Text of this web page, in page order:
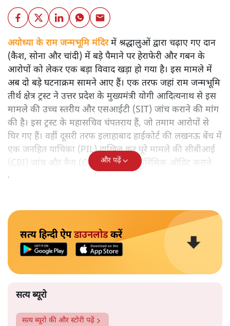
अयोध्या के राम जन्मभूमि मंदिरमें श्रद्धालुओं द्वारा चढ़ाए गए दान
(कैश, सोना और चांदी) में बड़े पैमाने पर हेराफेरी और गबन के
आरोपों को लेकर एक बड़ा विवाद खड़ा हो गया है। इस मामले में
अब दो बड़े घटनाक्रम सामने आए हैं। एक तरफ जहां राम जन्मभूमि
तीर्थ क्षेत्र ट्रस्ट ने उत्तर प्रदेश के मुख्यमंत्री योगी आदित्यनाथ से इस
मामले की उच्च स्तरीय और एसआईटी (SIT) जांच कराने की मांग
की है। इस ट्रस्ट के महासचिव चंपतराय हैं, जो तमाम आरोपों से
घिर गए हैं। वहीं दूसरी तरफ इलाहाबाद हाईकोर्ट की लखनऊ बेंच में
एक जनहित याचिका (PIL) दाखिल कर पूरे मामले की सीबीआई
(CBI) जांच और कैग (CAG) से स्पेशल फॉरेंसिक ऑडिट कराने
की गुहार लगाई गई है।
और पढ़ें
सत्य हिन्दी ऐपडाउनलोडकरें
सत्य ब्यूरो
सत्य ब्यूरो की और स्टोरी पढ़ें